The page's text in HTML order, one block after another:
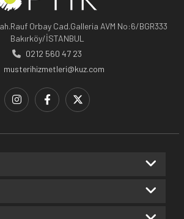
Orbay Cad.Galleria AVM No:6/BGR333
Bakırköy/İSTANBUL
0212 560 47 23
musterihizmetleri@kuz.com